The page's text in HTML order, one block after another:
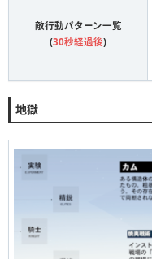
敵行動パターン一覧
(30秒経過後)
地獄